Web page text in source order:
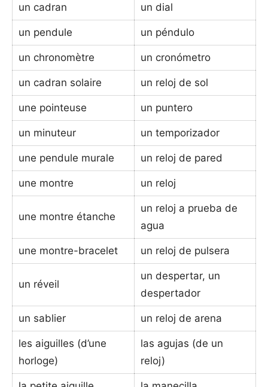
un cadran un dial
un pendule un péndulo
un chronomètre un cronómetro
un cadran solaire un reloj de sol
une pointeuse un puntero
un minuteur un temporizador
une pendule murale un reloj de pared
une montre un reloj
une montre étanche
un reloj a prueba de
agua
une montre-bracelet un reloj de pulsera
un réveil
un despertar, un
despertador
un sablier un reloj de arena
les aiguilles (d’une
horloge)
las agujas (de un
reloj)